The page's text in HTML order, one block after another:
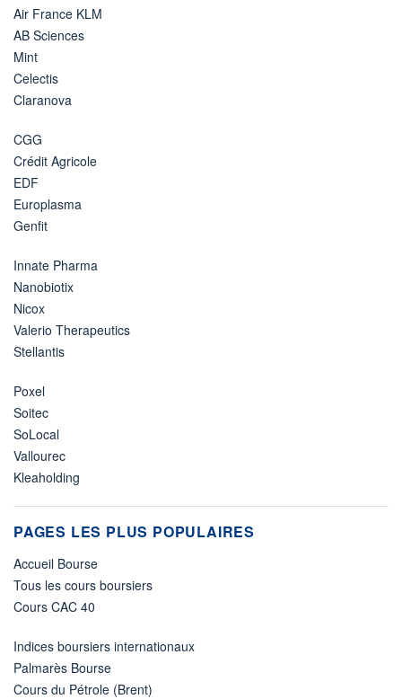
Air France KLM
AB Sciences
Mint
Celectis
Claranova
CGG
Crédit Agricole
EDF
Europlasma
Genfit
Innate Pharma
Nanobiotix
Nicox
Valerio Therapeutics
Stellantis
Poxel
Soitec
SoLocal
Vallourec
Kleaholding
PAGES LES PLUS POPULAIRES
Accueil Bourse
Tous les cours boursiers
Cours CAC 40
Indices boursiers internationaux
Palmarès Bourse
Cours du Pétrole (Brent)